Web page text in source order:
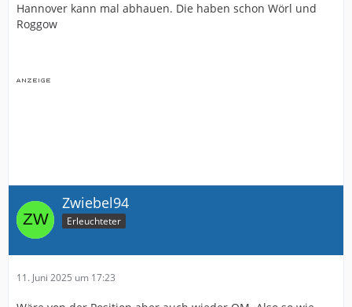
Hannover kann mal abhauen. Die haben schon Wörl und
Roggow
Zwiebel94
Erleuchteter
11. Juni 2025 um 17:23